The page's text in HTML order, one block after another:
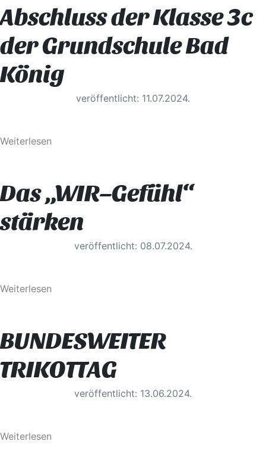
Abschluss der Klasse 3c
der Grundschule Bad
König
veröffentlicht: 11.07.2024.
Weiterlesen
Das „WIR–Gefühl“
stärken
veröffentlicht: 08.07.2024.
Weiterlesen
BUNDESWEITER
TRIKOTTAG
veröffentlicht: 13.06.2024.
Weiterlesen